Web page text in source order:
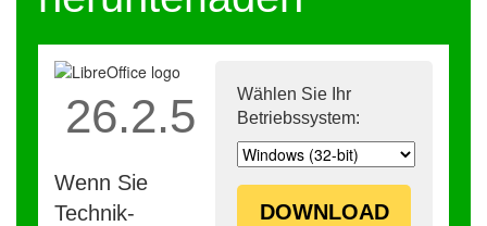
Wählen Sie Ihr
Betriebssystem:
DOWNLOAD
26.2.5
Wenn Sie
Technik-